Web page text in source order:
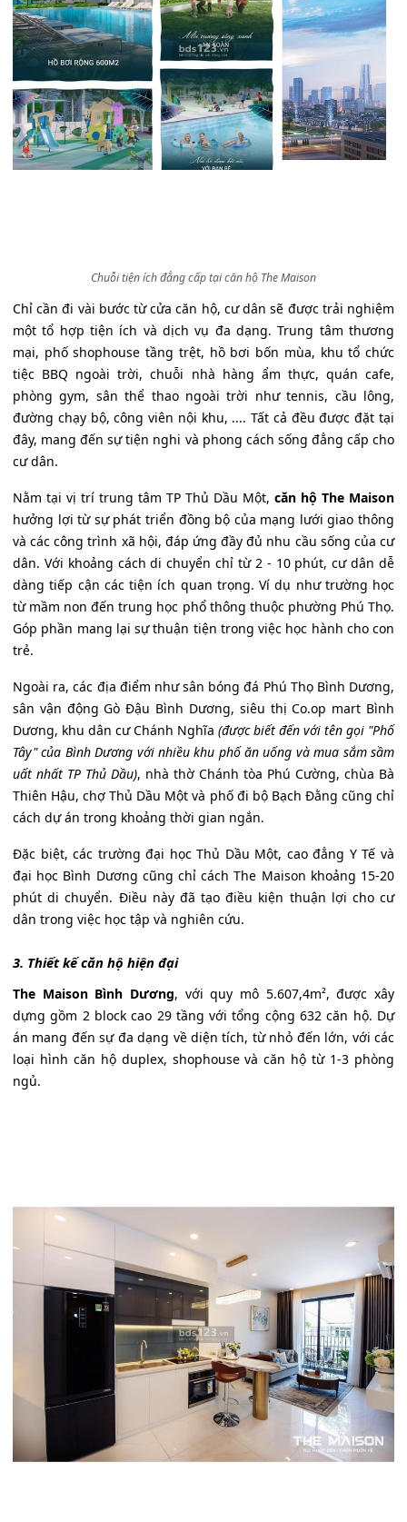
Chuỗi tiện ích đẳng cấp tại căn hộ The Maison
Chỉ cần đi vài bước từ cửa căn hộ, cư dân sẽ được trải nghiệm
một tổ hợp tiện ích và dịch vụ đa dạng. Trung tâm thương
mại, phố shophouse tầng trệt, hồ bơi bốn mùa, khu tổ chức
tiệc BBQ ngoài trời, chuỗi nhà hàng ẩm thực, quán cafe,
phòng gym, sân thể thao ngoài trời như tennis, cầu lông,
đường chạy bộ, công viên nội khu, .... Tất cả đều được đặt tại
đây, mang đến sự tiện nghi và phong cách sống đẳng cấp cho
cư dân.
Nằm tại vị trí trung tâm TP Thủ Dầu Một, căn hộ The Maison
hưởng lợi từ sự phát triển đồng bộ của mạng lưới giao thông
và các công trình xã hội, đáp ứng đầy đủ nhu cầu sống của cư
dân. Với khoảng cách di chuyển chỉ từ 2 - 10 phút, cư dân dễ
dàng tiếp cận các tiện ích quan trọng. Ví dụ như trường học
từ mầm non đến trung học phổ thông thuộc phường Phú Thọ.
Góp phần mang lại sự thuận tiện trong việc học hành cho con
trẻ.
Ngoài ra, các địa điểm như sân bóng đá Phú Thọ Bình Dương,
sân vận động Gò Đậu Bình Dương, siêu thị Co.op mart Bình
Dương, khu dân cư Chánh Nghĩa (được biết đến với tên gọi "Phố
Tây" của Bình Dương với nhiều khu phố ăn uống và mua sắm sầm
uất nhất TP Thủ Dầu), nhà thờ Chánh tòa Phú Cường, chùa Bà
Thiên Hậu, chợ Thủ Dầu Một và phố đi bộ Bạch Đằng cũng chỉ
cách dự án trong khoảng thời gian ngắn.
Đặc biệt, các trường đại học Thủ Dầu Một, cao đẳng Y Tế và
đại học Bình Dương cũng chỉ cách The Maison khoảng 15-20
phút di chuyển. Điều này đã tạo điều kiện thuận lợi cho cư
dân trong việc học tập và nghiên cứu.
3. Thiết kế căn hộ hiện đại
The Maison Bình Dương, với quy mô 5.607,4m², được xây
dựng gồm 2 block cao 29 tầng với tổng cộng 632 căn hộ. Dự
án mang đến sự đa dạng về diện tích, từ nhỏ đến lớn, với các
loại hình căn hộ duplex, shophouse và căn hộ từ 1-3 phòng
ngủ.